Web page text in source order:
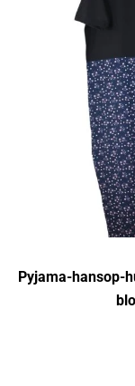
Pyjama-hansop-